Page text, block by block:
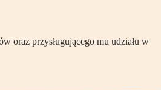
oraz przysługującego mu udziału w